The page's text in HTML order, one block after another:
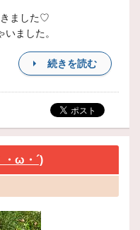
きました♡
ました。
続きを読む
・ω・´)